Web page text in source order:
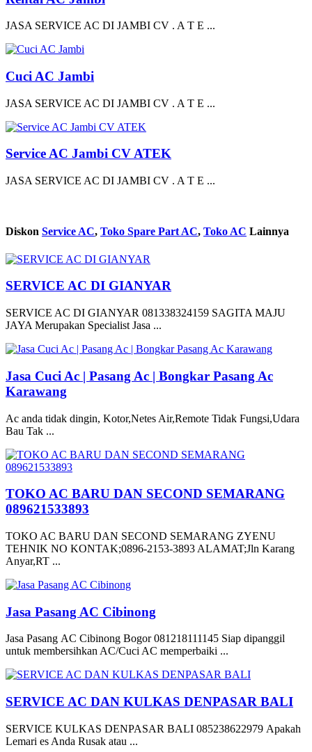
JASA SERVICE AC DI JAMBI CV . A T E ...
Cuci AC Jambi
JASA SERVICE AC DI JAMBI CV . A T E ...
Service AC Jambi CV ATEK
JASA SERVICE AC DI JAMBI CV . A T E ...
Diskon Service AC, Toko Spare Part AC, Toko AC Lainnya
SERVICE AC DI GIANYAR
SERVICE AC DI GIANYAR 081338324159 SAGITA MAJU
JAYA Merupakan Specialist Jasa ...
Jasa Cuci Ac | Pasang Ac | Bongkar Pasang Ac
Karawang
Ac anda tidak dingin, Kotor,Netes Air,Remote Tidak Fungsi,Udara
Bau Tak ...
TOKO AC BARU DAN SECOND SEMARANG
089621533893
TOKO AC BARU DAN SECOND SEMARANG ZYENU
TEHNIK NO KONTAK;0896-2153-3893 ALAMAT;Jln Karang
Anyar,RT ...
Jasa Pasang AC Cibinong
Jasa Pasang AC Cibinong Bogor 081218111145 Siap dipanggil
untuk membersihkan AC/Cuci AC memperbaiki ...
SERVICE AC DAN KULKAS DENPASAR BALI
SERVICE KULKAS DENPASAR BALI 085238622979 Apakah
Lemari es Anda Rusak atau ...